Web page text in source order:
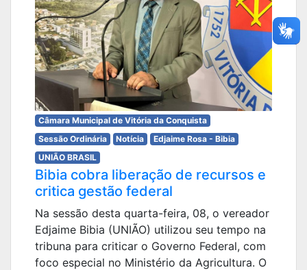
Câmara Municipal de Vitória da Conquista
Sessão Ordinária
Notícia
Edjaime Rosa - Bibia
UNIÃO BRASIL
Bibia cobra liberação de recursos e
critica gestão federal
Na sessão desta quarta-feira, 08, o vereador
Edjaime Bibia (UNIÃO) utilizou seu tempo na
tribuna para criticar o Governo Federal, com
foco especial no Ministério da Agricultura. O